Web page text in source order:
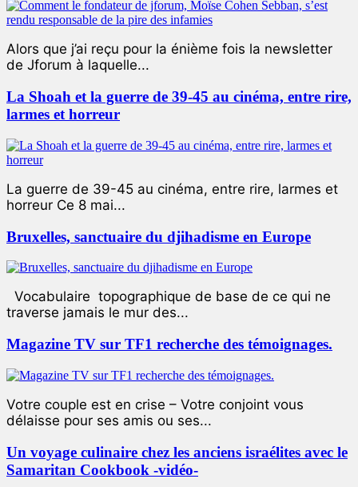
Alors que j’ai reçu pour la énième fois la newsletter
de Jforum à laquelle...
La Shoah et la guerre de 39-45 au cinéma, entre rire,
larmes et horreur
La guerre de 39-45 au cinéma, entre rire, larmes et
horreur Ce 8 mai...
Bruxelles, sanctuaire du djihadisme en Europe
Vocabulaire topographique de base de ce qui ne
traverse jamais le mur des...
Magazine TV sur TF1 recherche des témoignages.
Votre couple est en crise – Votre conjoint vous
délaisse pour ses amis ou ses...
Un voyage culinaire chez les anciens israélites avec le
Samaritan Cookbook -vidéo-